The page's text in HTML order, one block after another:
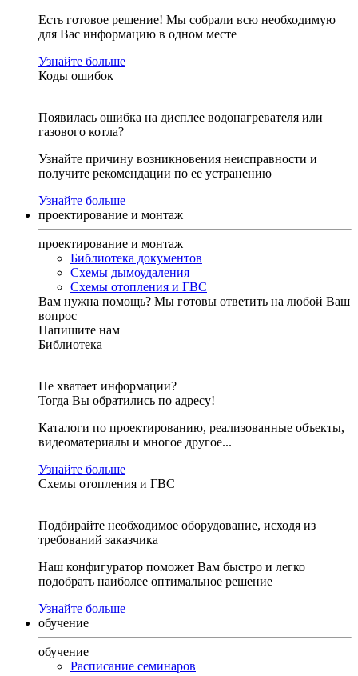
Есть готовое решение! Мы собрали всю необходимую
для Вас информацию в одном месте
Узнайте больше
Коды ошибок
Появилась ошибка на дисплее водонагревателя или
газового котла?
Узнайте причину возникновения неисправности и
получите рекомендации по ее устранению
Узнайте больше
проектирование и монтаж
проектирование и монтаж
Библиотека документов
Схемы дымоудаления
Схемы отопления и ГВС
Вам нужна помощь? Мы готовы ответить на любой Ваш
вопрос
Напишите нам
Библиотека
Не хватает информации?
Тогда Вы обратились по адресу!
Каталоги по проектированию, реализованные объекты,
видеоматериалы и многое другое...
Узнайте больше
Схемы отопления и ГВС
Подбирайте необходимое оборудование, исходя из
требований заказчика
Наш конфигуратор поможет Вам быстро и легко
подобрать наиболее оптимальное решение
Узнайте больше
обучение
обучение
Расписание семинаров